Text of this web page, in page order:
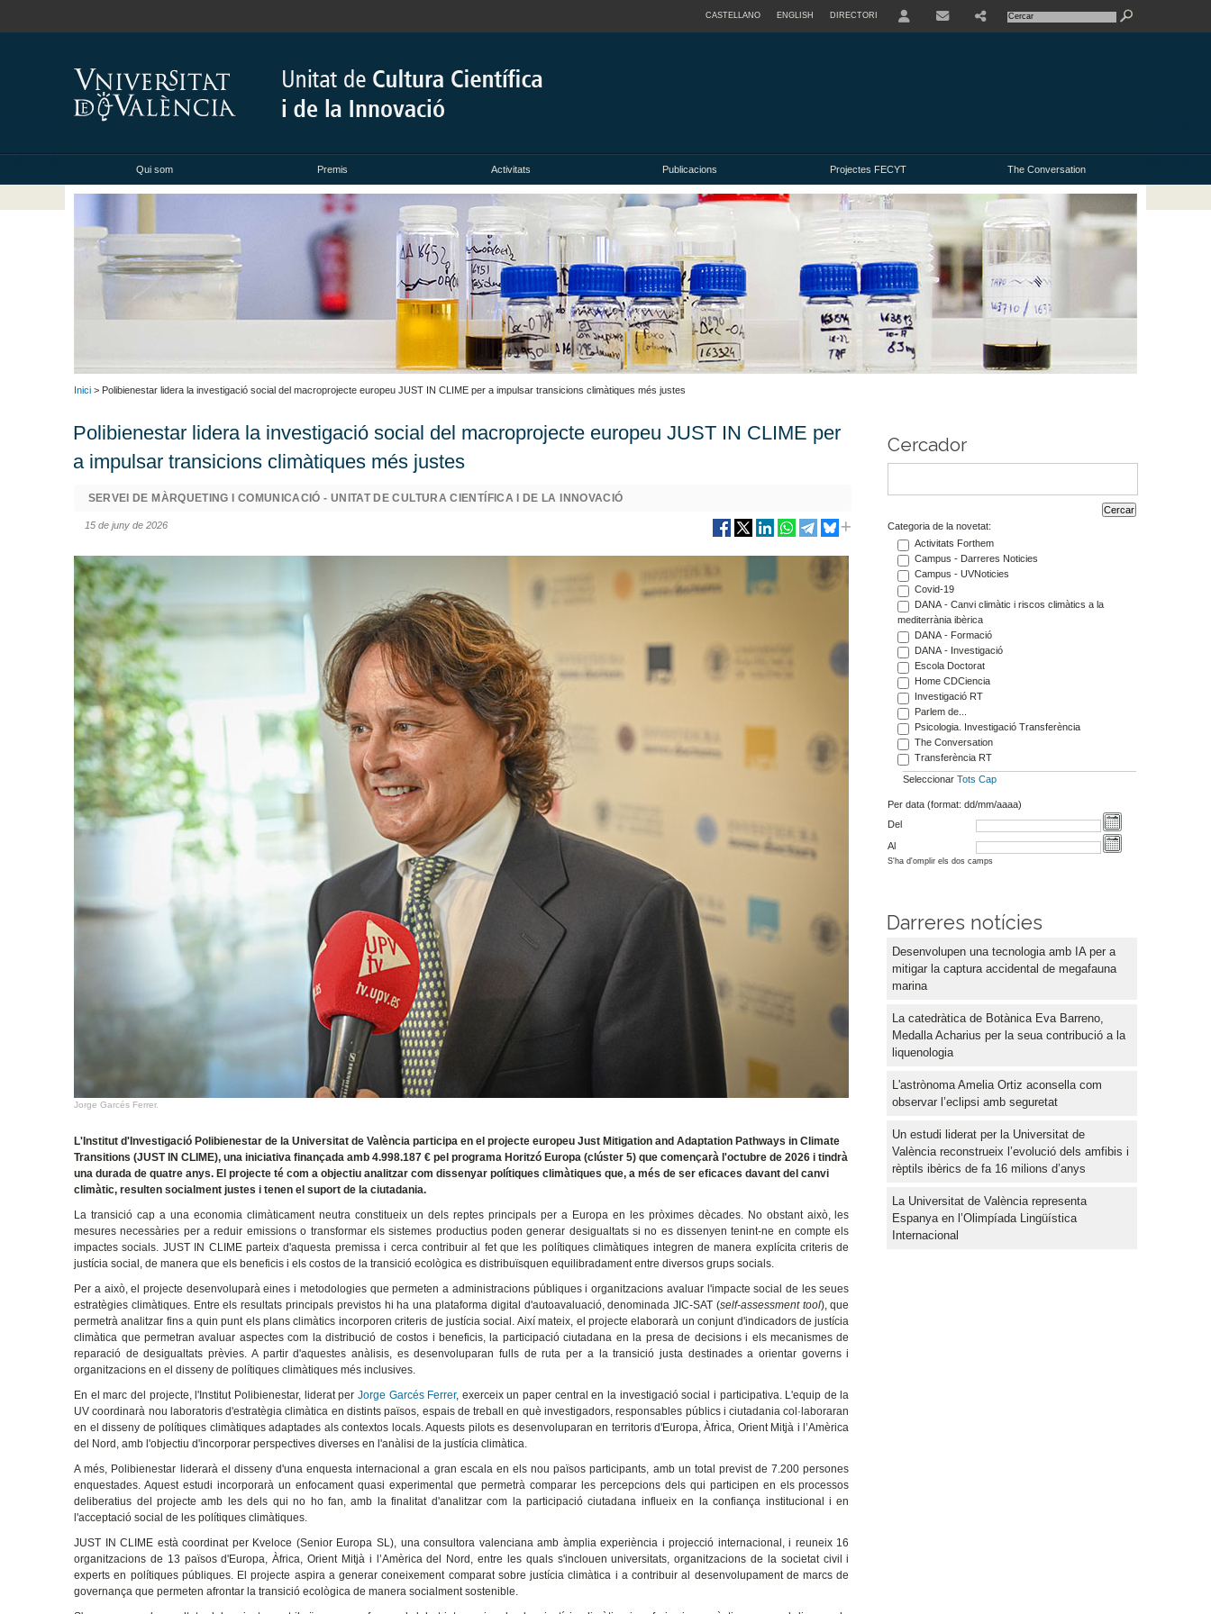
CASTELLANO ENGLISH DIRECTORI
Qui som Premis Activitats Publicacions Projectes FECYT The Conversation
Inici > Polibienestar lidera la investigació social del macroprojecte europeu JUST IN CLIME per a impulsar transicions climàtiques més justes
Polibienestar lidera la investigació social del macroprojecte europeu JUST IN CLIME per
a impulsar transicions climàtiques més justes
SERVEI DE MÀRQUETING I COMUNICACIÓ - UNITAT DE CULTURA CIENTÍFICA I DE LA INNOVACIÓ
15 de juny de 2026
Jorge Garcés Ferrer.
L'Institut d'Investigació Polibienestar de la Universitat de València participa en el projecte europeu Just Mitigation and Adaptation Pathways in Climate
Transitions (JUST IN CLIME), una iniciativa finançada amb 4.998.187 € pel programa Horitzó Europa (clúster 5) que començarà l'octubre de 2026 i tindrà
una durada de quatre anys. El projecte té com a objectiu analitzar com dissenyar polítiques climàtiques que, a més de ser eficaces davant del canvi
climàtic, resulten socialment justes i tenen el suport de la ciutadania.
La transició cap a una economia climàticament neutra constitueix un dels reptes principals per a Europa en les pròximes dècades. No obstant això, les
mesures necessàries per a reduir emissions o transformar els sistemes productius poden generar desigualtats si no es dissenyen tenint-ne en compte els
impactes socials. JUST IN CLIME parteix d'aquesta premissa i cerca contribuir al fet que les polítiques climàtiques integren de manera explícita criteris de
justícia social, de manera que els beneficis i els costos de la transició ecològica es distribuïsquen equilibradament entre diversos grups socials.
Per a això, el projecte desenvoluparà eines i metodologies que permeten a administracions públiques i organitzacions avaluar l'impacte social de les seues
estratègies climàtiques. Entre els resultats principals previstos hi ha una plataforma digital d'autoavaluació, denominada JIC-SAT (self-assessment tool), que
permetrà analitzar fins a quin punt els plans climàtics incorporen criteris de justícia social. Així mateix, el projecte elaborarà un conjunt d'indicadors de justícia
climàtica que permetran avaluar aspectes com la distribució de costos i beneficis, la participació ciutadana en la presa de decisions i els mecanismes de
reparació de desigualtats prèvies. A partir d'aquestes anàlisis, es desenvoluparan fulls de ruta per a la transició justa destinades a orientar governs i
organitzacions en el disseny de polítiques climàtiques més inclusives.
En el marc del projecte, l'Institut Polibienestar, liderat per Jorge Garcés Ferrer, exerceix un paper central en la investigació social i participativa. L'equip de la
UV coordinarà nou laboratoris d'estratègia climàtica en distints països, espais de treball en què investigadors, responsables públics i ciutadania col·laboraran
en el disseny de polítiques climàtiques adaptades als contextos locals. Aquests pilots es desenvoluparan en territoris d'Europa, Àfrica, Orient Mitjà i l’Amèrica
del Nord, amb l'objectiu d'incorporar perspectives diverses en l'anàlisi de la justícia climàtica.
A més, Polibienestar liderarà el disseny d'una enquesta internacional a gran escala en els nou països participants, amb un total previst de 7.200 persones
enquestades. Aquest estudi incorporarà un enfocament quasi experimental que permetrà comparar les percepcions dels qui participen en els processos
deliberatius del projecte amb les dels qui no ho fan, amb la finalitat d'analitzar com la participació ciutadana influeix en la confiança institucional i en
l'acceptació social de les polítiques climàtiques.
JUST IN CLIME està coordinat per Kveloce (Senior Europa SL), una consultora valenciana amb àmplia experiència i projecció internacional, i reuneix 16
organitzacions de 13 països d'Europa, Àfrica, Orient Mitjà i l’Amèrica del Nord, entre les quals s'inclouen universitats, organitzacions de la societat civil i
experts en polítiques públiques. El projecte aspira a generar coneixement comparat sobre justícia climàtica i a contribuir al desenvolupament de marcs de
governança que permeten afrontar la transició ecològica de manera socialment sostenible.
Cercador
Categoria de la novetat:
Activitats Forthem
Campus - Darreres Noticies
Campus - UVNoticies
Covid-19
DANA - Canvi climàtic i riscos climàtics a la
mediterrània ibèrica
DANA - Formació
DANA - Investigació
Escola Doctorat
Home CDCiencia
Investigació RT
Parlem de...
Psicologia. Investigació Transferència
The Conversation
Transferència RT
Seleccionar Tots Cap
Per data (format: dd/mm/aaaa)
Del
Al
S'ha d'omplir els dos camps
Darreres notícies
Desenvolupen una tecnologia amb IA per a
mitigar la captura accidental de megafauna
marina
La catedràtica de Botànica Eva Barreno,
Medalla Acharius per la seua contribució a la
liquenologia
L'astrònoma Amelia Ortiz aconsella com
observar l’eclipsi amb seguretat
Un estudi liderat per la Universitat de
València reconstrueix l’evolució dels amfibis i
rèptils ibèrics de fa 16 milions d’anys
La Universitat de València representa
Espanya en l’Olimpíada Lingüística
Internacional